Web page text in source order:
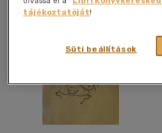
tájékoztatóját!
Süti beállítások